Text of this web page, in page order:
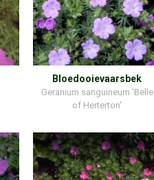
Bloedooievaarsbek
Geranium sanguineum 'Belle
of Herterton'